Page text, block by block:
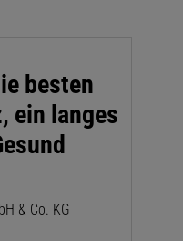
besten
ein langes
& Co. KG